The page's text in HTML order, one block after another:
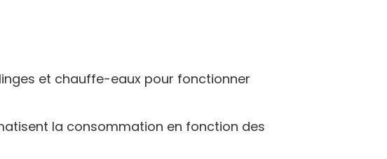
et chauffe-eaux pour fonctionner
la consommation en fonction des